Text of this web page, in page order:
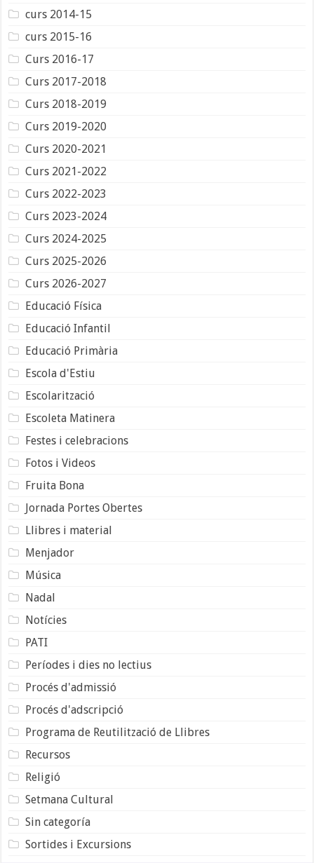
curs 2014-15
curs 2015-16
Curs 2016-17
Curs 2017-2018
Curs 2018-2019
Curs 2019-2020
Curs 2020-2021
Curs 2021-2022
Curs 2022-2023
Curs 2023-2024
Curs 2024-2025
Curs 2025-2026
Curs 2026-2027
Educació Física
Educació Infantil
Educació Primària
Escola d'Estiu
Escolarització
Escoleta Matinera
Festes i celebracions
Fotos i Videos
Fruita Bona
Jornada Portes Obertes
Llibres i material
Menjador
Música
Nadal
Notícies
PATI
Períodes i dies no lectius
Procés d'admissió
Procés d'adscripció
Programa de Reutilització de Llibres
Recursos
Religió
Setmana Cultural
Sin categoría
Sortides i Excursions